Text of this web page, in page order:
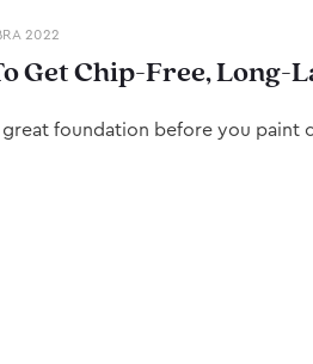
2022
Get Chip-Free, Long-
great foundation before you paint